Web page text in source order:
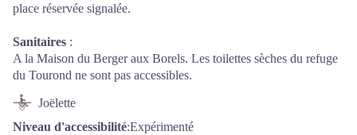
place réservée signalée.
Sanitaires :
A la Maison du Berger aux Borels. Les toilettes sèches du refuge
du Tourond ne sont pas accessibles.
Joëlette
Niveau d'accessibilité:Expérimenté